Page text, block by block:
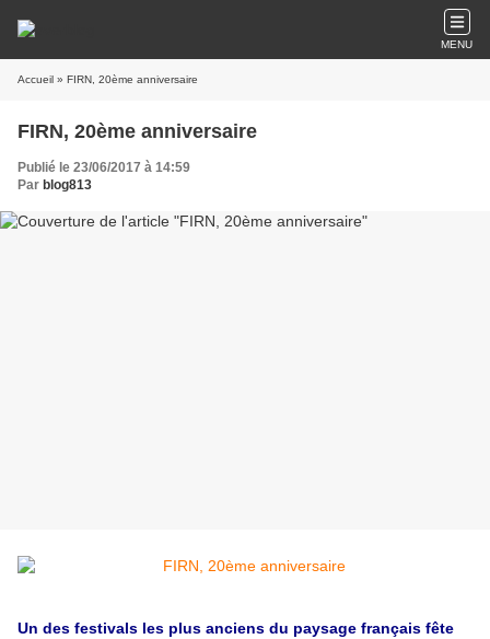
MENU
Accueil » FIRN, 20ème anniversaire
FIRN, 20ème anniversaire
Publié le 23/06/2017 à 14:59
Par blog813
Un des festivals les plus anciens du paysage français fête